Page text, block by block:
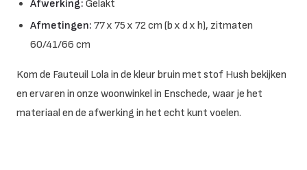
Afwerking: Gelakt
Afmetingen: 77 x 75 x 72 cm (b x d x h), zitmaten
60/41/66 cm
Kom de Fauteuil Lola in de kleur bruin met stof Hush bekijken
en ervaren in onze woonwinkel in Enschede, waar je het
materiaal en de afwerking in het echt kunt voelen.